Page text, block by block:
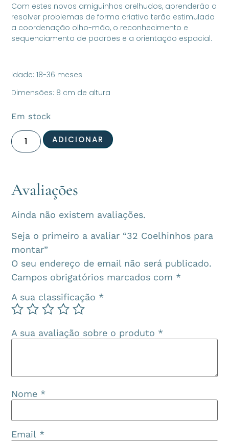
Com estes novos amiguinhos orelhudos, aprenderão a
resolver problemas de forma criativa terão estimulada
a coordenação olho-mão, o reconhecimento e
sequenciamento de padrões e a orientação espacial.
Idade: 18-36 meses
Dimensões: 8 cm de altura
Em stock
ADICIONAR
Avaliações
Ainda não existem avaliações.
Seja o primeiro a avaliar “32 Coelhinhos para
montar”
O seu endereço de email não será publicado.
Campos obrigatórios marcados com *
A sua classificação *
A sua avaliação sobre o produto *
Nome *
Email *